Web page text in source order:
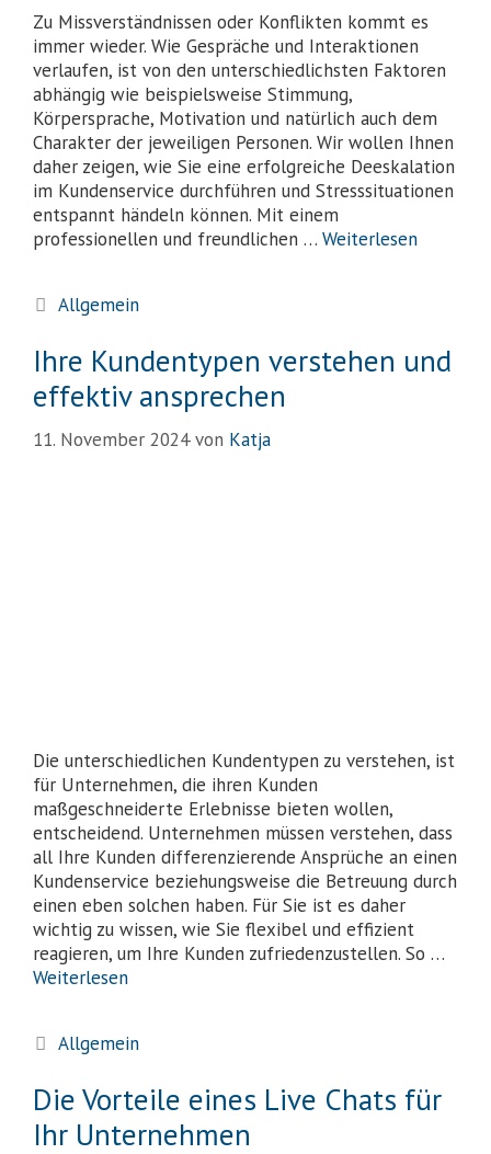
Zu Missverständnissen oder Konflikten kommt es
immer wieder. Wie Gespräche und Interaktionen
verlaufen, ist von den unterschiedlichsten Faktoren
abhängig wie beispielsweise Stimmung,
Körpersprache, Motivation und natürlich auch dem
Charakter der jeweiligen Personen. Wir wollen Ihnen
daher zeigen, wie Sie eine erfolgreiche Deeskalation
im Kundenservice durchführen und Stresssituationen
entspannt händeln können. Mit einem
professionellen und freundlichen … Weiterlesen
Allgemein
Ihre Kundentypen verstehen und
effektiv ansprechen
11. November 2024 von Katja
Die unterschiedlichen Kundentypen zu verstehen, ist
für Unternehmen, die ihren Kunden
maßgeschneiderte Erlebnisse bieten wollen,
entscheidend. Unternehmen müssen verstehen, dass
all Ihre Kunden differenzierende Ansprüche an einen
Kundenservice beziehungsweise die Betreuung durch
einen eben solchen haben. Für Sie ist es daher
wichtig zu wissen, wie Sie flexibel und effizient
reagieren, um Ihre Kunden zufriedenzustellen. So …
Weiterlesen
Allgemein
Die Vorteile eines Live Chats für
Ihr Unternehmen